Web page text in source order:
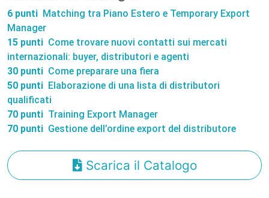
6 punti Matching tra Piano Estero e Temporary Export
Manager
15 punti Come trovare nuovi contatti sui mercati
internazionali: buyer, distributori e agenti
30 punti Come preparare una fiera
50 punti Elaborazione di una lista di distributori
qualificati
70 punti Training Export Manager
70 punti Gestione dell’ordine export del distributore
Scarica il Catalogo